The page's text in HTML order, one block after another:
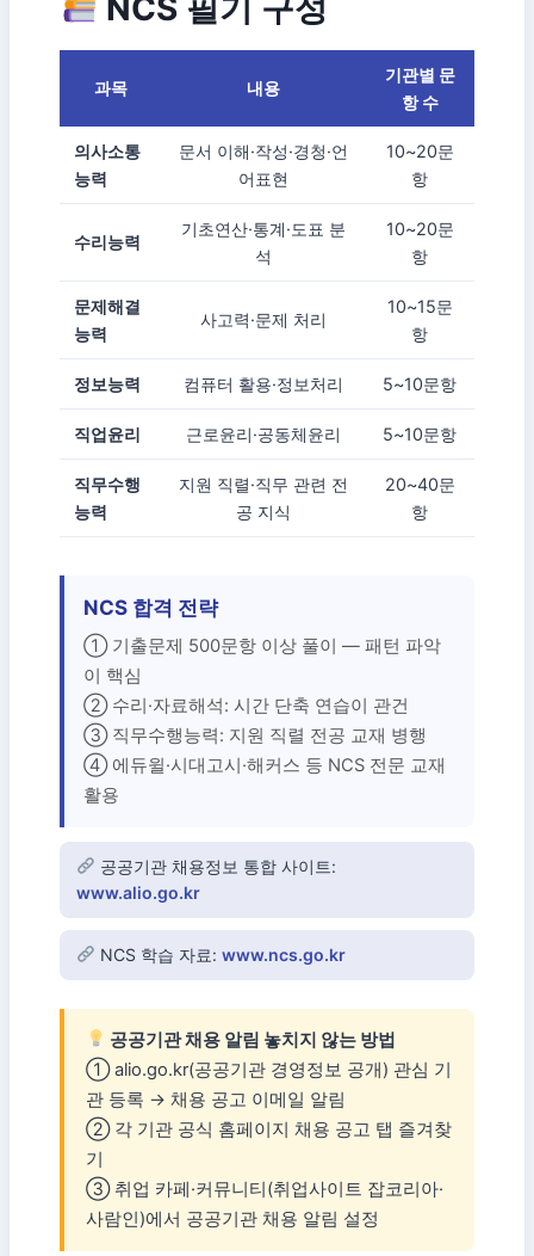
과목 내용
기관별 문
항 수
의사소통
능력
문서 이해·작성·경청·언
어표현
10~20문
항
수리능력
기초연산·통계·도표 분
석
10~20문
항
문제해결
능력
사고력·문제 처리
10~15문
항
정보능력 컴퓨터 활용·정보처리 5~10문항
직업윤리 근로윤리·공동체윤리 5~10문항
직무수행
능력
지원 직렬·직무 관련 전
공 지식
20~40문
항
NCS 합격 전략
① 기출문제 500문항 이상 풀이 — 패턴 파악
이 핵심
② 수리·자료해석: 시간 단축 연습이 관건
③ 직무수행능력: 지원 직렬 전공 교재 병행
④ 에듀윌·시대고시·해커스 등 NCS 전문 교재
활용
공공기관 채용정보 통합 사이트:
www.alio.go.kr
NCS 학습 자료:www.ncs.go.kr
공공기관 채용 알림 놓치지 않는 방법
① alio.go.kr(공공기관 경영정보 공개) 관심 기
관 등록 → 채용 공고 이메일 알림
② 각 기관 공식 홈페이지 채용 공고 탭 즐겨찾
기
③ 취업 카페·커뮤니티(취업사이트 잡코리아·
사람인)에서 공공기관 채용 알림 설정